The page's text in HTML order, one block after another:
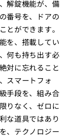
解錠機能が、備
番号を、ドアの
とができます。
を、搭載してい
何も持ち出す必
対に忘れること
スマートフォ
手段を、組み合
りなく、ゼロに
な道具ではあり
、テクノロジー